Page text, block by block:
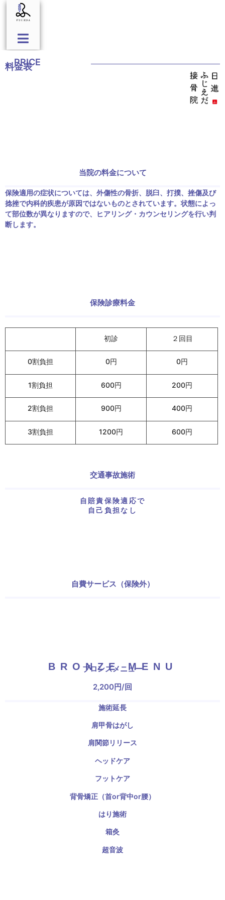
PRICE
料金表
当院の料金について
保険適用の症状については、外傷性の骨折、脱臼、打撲、挫傷及び
捻挫で内科的疾患が原因ではないものとされています。状態によっ
て部位数が異なりますので、ヒアリング・カウンセリングを行い判
断します。
保険診療料金
初診 ２回目
0割負担 0円 0円
1割負担 600円 200円
2割負担 900円 400円
3割負担 1200円 600円
交通事故施術
自賠責保険適応で
自己負担なし
自費サービス（保険外）
BRONZE MENU
ブロンズメニュー
2,200円/回
施術延長
肩甲骨はがし
肩関節リリース
ヘッドケア
フットケア
背骨矯正（首or背中or腰）
はり施術
箱灸
超音波